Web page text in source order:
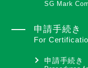
SG Mark
申請手続き
For
申請手続き